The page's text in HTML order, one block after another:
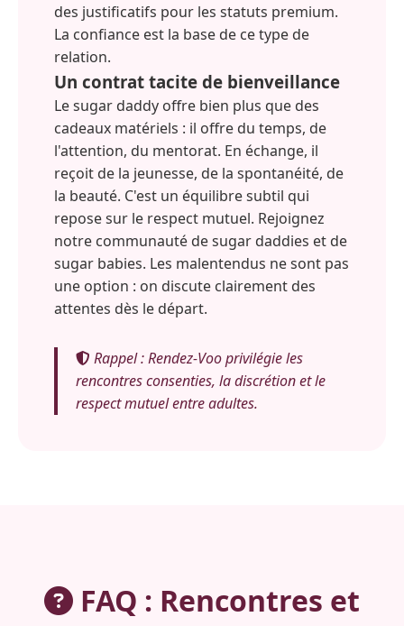
des justificatifs pour les statuts premium.
La confiance est la base de ce type de
relation.
Un contrat tacite de bienveillance
Le sugar daddy offre bien plus que des
cadeaux matériels : il offre du temps, de
l'attention, du mentorat. En échange, il
reçoit de la jeunesse, de la spontanéité, de
la beauté. C'est un équilibre subtil qui
repose sur le respect mutuel. Rejoignez
notre communauté de sugar daddies et de
sugar babies. Les malentendus ne sont pas
une option : on discute clairement des
attentes dès le départ.
Rappel : Rendez-Voo privilégie les
rencontres consenties, la discrétion et le
respect mutuel entre adultes.
FAQ : Rencontres et